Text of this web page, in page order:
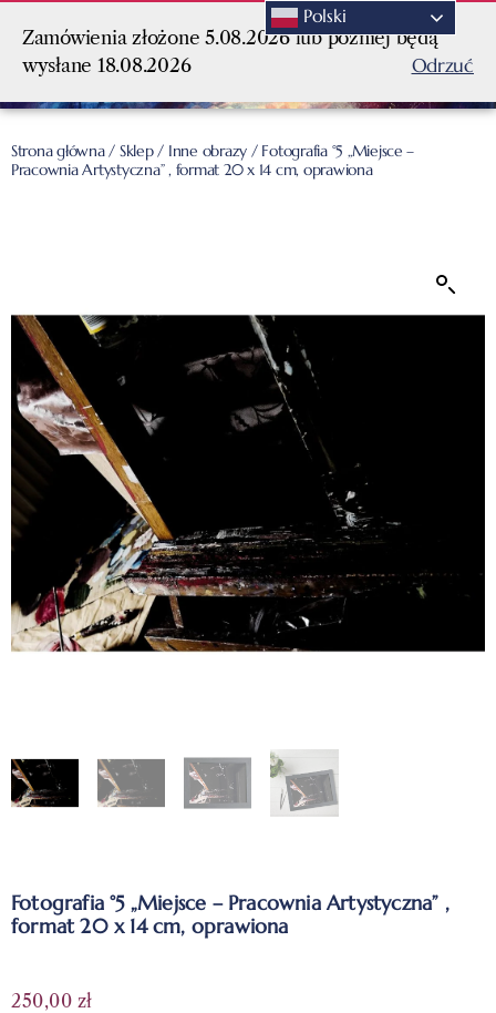
Zamówienia złożone 5.08.2026 lub później będą
wysłane 18.08.2026
Odrzuć
Strona główna/ Sklep/ Inne obrazy / Fotografia °5 „Miejsce –
Pracownia Artystyczna” , format 20 x 14 cm, oprawiona
Fotografia °5 „Miejsce – Pracownia Artystyczna” ,
format 20 x 14 cm, oprawiona
250,00 zł
Polski